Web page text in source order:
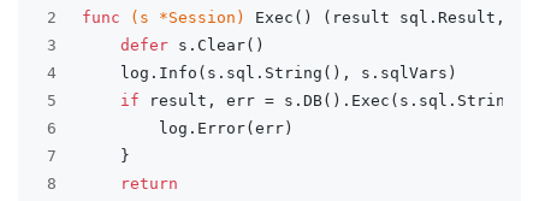
2
3
4
5
6
7
8
func
(s *Session)
Exec() (result sql.Result,
defer s.Clear()
	log.Info(s.sql.String(), s.sqlVars)
if result, err =
		log.Error(err)
	}
return